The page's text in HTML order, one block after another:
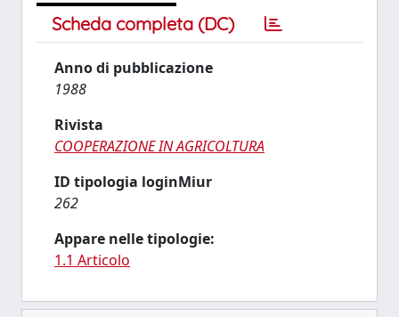
Scheda completa (DC)
Anno di pubblicazione
1988
Rivista
COOPERAZIONE IN AGRICOLTURA
ID tipologia loginMiur
262
Appare nelle tipologie:
1.1 Articolo